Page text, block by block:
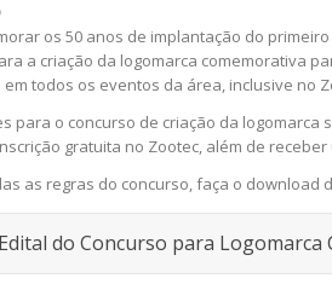
os 50 anos de implantação do
a criação da logomarca comemorativa
todos os eventos da área, inclusive no
para o concurso de criação da logomarca
gratuita no Zootec, além de
as regras do concurso, faça o download
Edital do Concurso para